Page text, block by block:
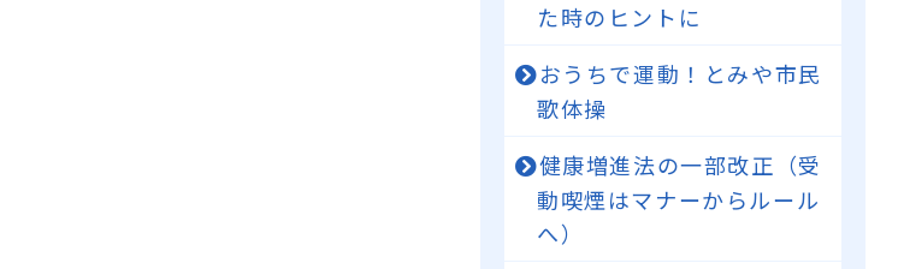
た時のヒントに
おうちで運動！とみや市民
歌体操
健康増進法の一部改正（受
動喫煙はマナーからルール
へ）